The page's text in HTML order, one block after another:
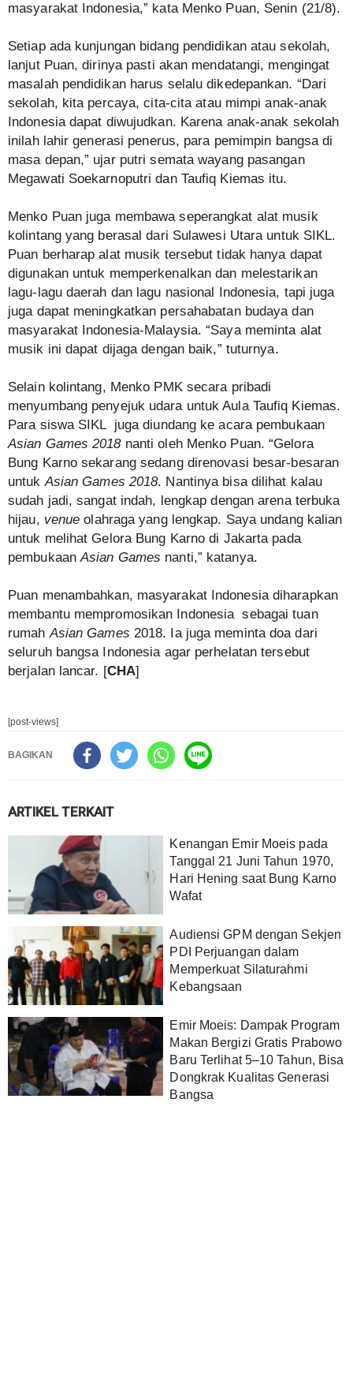
masyarakat Indonesia,” kata Menko Puan, Senin (21/8).
Setiap ada kunjungan bidang pendidikan atau sekolah,
lanjut Puan, dirinya pasti akan mendatangi, mengingat
masalah pendidikan harus selalu dikedepankan. “Dari
sekolah, kita percaya, cita-cita atau mimpi anak-anak
Indonesia dapat diwujudkan. Karena anak-anak sekolah
inilah lahir generasi penerus, para pemimpin bangsa di
masa depan,” ujar putri semata wayang pasangan
Megawati Soekarnoputri dan Taufiq Kiemas itu.
Menko Puan juga membawa seperangkat alat musik
kolintang yang berasal dari Sulawesi Utara untuk SIKL.
Puan berharap alat musik tersebut tidak hanya dapat
digunakan untuk memperkenalkan dan melestarikan
lagu-lagu daerah dan lagu nasional Indonesia, tapi juga
juga dapat meningkatkan persahabatan budaya dan
masyarakat Indonesia-Malaysia. “Saya meminta alat
musik ini dapat dijaga dengan baik,” tuturnya.
Selain kolintang, Menko PMK secara pribadi
menyumbang penyejuk udara untuk Aula Taufiq Kiemas.
Para siswa SIKL juga diundang ke acara pembukaan
Asian Games 2018nanti oleh Menko Puan. “Gelora
Bung Karno sekarang sedang direnovasi besar-besaran
untukAsian Games 2018. Nantinya bisa dilihat kalau
sudah jadi, sangat indah, lengkap dengan arena terbuka
hijau, venue olahraga yang lengkap. Saya undang kalian
untuk melihat Gelora Bung Karno di Jakarta pada
pembukaanAsian Games nanti,” katanya.
Puan menambahkan, masyarakat Indonesia diharapkan
membantu mempromosikan Indonesia sebagai tuan
rumahAsian Games 2018. Ia juga meminta doa dari
seluruh bangsa Indonesia agar perhelatan tersebut
berjalan lancar. [CHA]
[post-views]
BAGIKAN
ARTIKEL TERKAIT
Kenangan Emir Moeis pada
Tanggal 21 Juni Tahun 1970,
Hari Hening saat Bung Karno
Wafat
Audiensi GPM dengan Sekjen
PDI Perjuangan dalam
Memperkuat Silaturahmi
Kebangsaan
Emir Moeis: Dampak Program
Makan Bergizi Gratis Prabowo
Baru Terlihat 5–10 Tahun, Bisa
Dongkrak Kualitas Generasi
Bangsa